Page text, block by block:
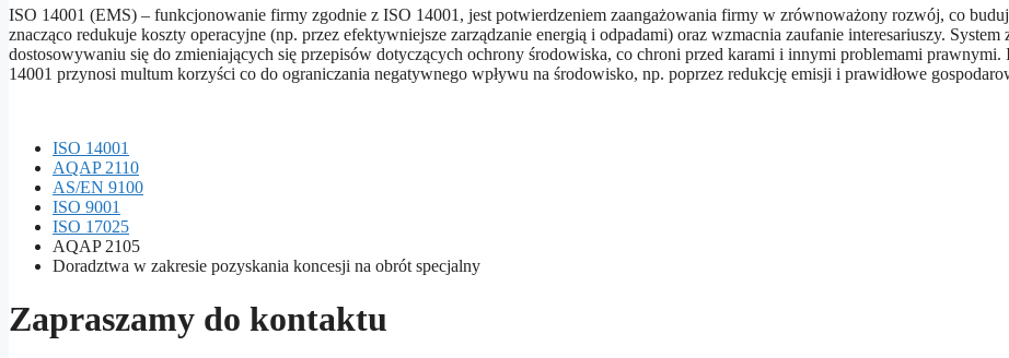
ISO 14001 (EMS) – funkcjonowanie firmy zgodnie z ISO 14001, jest potwierdzeniem zaangażowania firmy w zrównoważony rozwój, co
znacząco redukuje koszty operacyjne (np. przez efektywniejsze zarządzanie energią i odpadami) oraz wzmacnia zaufanie interesariuszy.
dostosowywaniu się do zmieniających się przepisów dotyczących ochrony środowiska, co chroni przed karami i innymi problemami
14001 przynosi multum korzyści co do ograniczania negatywnego wpływu na środowisko, np. poprzez redukcję emisji i prawidłowe
ISO 14001
AQAP 2110
AS/EN 9100
ISO 9001
ISO 17025
AQAP 2105
Doradztwa w zakresie pozyskania koncesji na obrót specjalny
Zapraszamy do kontaktu